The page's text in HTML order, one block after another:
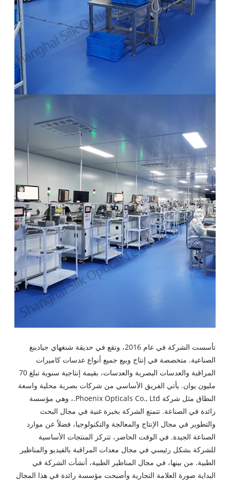
تأسست الشركة في عام 2016، وتقع في حديقة شنغهاي جيادينغ
الصناعية. متخصصة في إنتاج وبيع جميع أنواع عدسات كاميرات
المراقبة والعدسات البصرية والعدسات، بقيمة إنتاجية سنوية تبلغ 70
مليون يوان. يأتي الفريق الأساسي من شركات بصرية محلية واسعة
النطاق مثل شركة Phoenix Opticals Co., Ltd.، وهي مؤسسة
رائدة في الصناعة. تتمتع الشركة بخبرة غنية في مجال البحث
والتطوير في مجال الإنتاج والمعالجة والتكنولوجيا، فضلاً عن موارد
الصناعة الجيدة. في الوقت الحاضر، تتركز المنتجات الأساسية
للشركة بشكل رئيسي في مجال معدات المراقبة بالفيديو والمناظير
الطبية. من بينها، في مجال المناظير الطبية، أنشأت الشركة في
البداية صورة العلامة التجارية وأصبحت مؤسسة رائدة في هذا المجال